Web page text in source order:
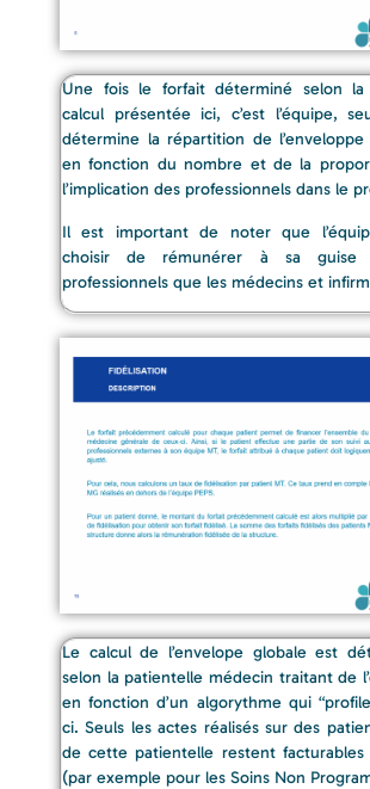
Une fois le forfait déterminé selon
calcul présentée ici, c’est l’équipe,
détermine la répartition de
en fonction du nombre et de la
l’implication des professionnels dans le
Il est important de noter que
choisir de rémunérer à sa guise
professionnels que les médecins et
Le calcul de l’envelope globale est
selon la patientelle médecin traitant de
en fonction d’un algorythme qui
ci. Seuls les actes réalisés sur des
de cette patientelle restent facturables
(par exemple pour les Soins Non